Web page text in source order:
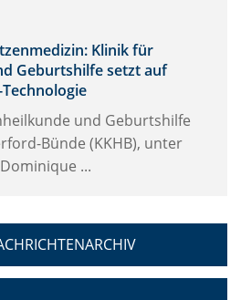
Klinik für
Geburtshilfe setzt auf
und Geburtshilfe
Bünde (KKHB), unter
...